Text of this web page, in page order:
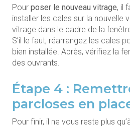
Pour poser le nouveau vitrage, il
installer les cales sur la nouvelle
vitrage dans le cadre de la
S’il le faut, réarrangez les cales
bien installée. Après, vérifiez la
des ouvrants.
Étape 4 :
parcloses en
Pour finir, il ne vous reste plus